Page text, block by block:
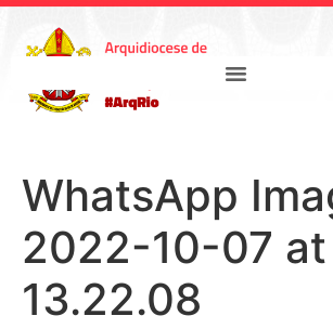
WhatsApp
2022-10-07 at
13.22.08